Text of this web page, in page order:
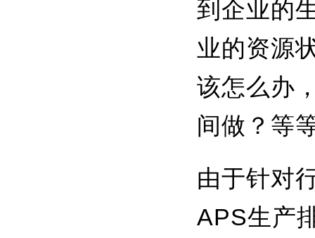
到企业的
业的资源
该怎么办
间做？等
由于针对
APS生产